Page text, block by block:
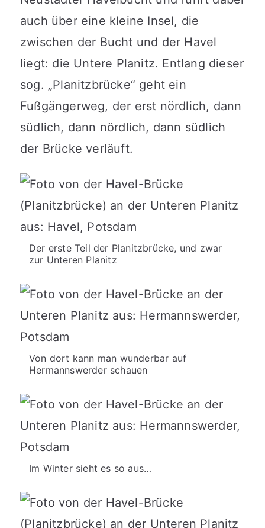
auch über eine kleine Insel, die
zwischen der Bucht und der Havel
liegt: die Untere Planitz. Entlang dieser
sog. „Planitzbrücke“ geht ein
Fußgängerweg, der erst nördlich, dann
südlich, dann nördlich, dann südlich
der Brücke verläuft.
Der erste Teil der Planitzbrücke, und zwar
zur Unteren Planitz
Von dort kann man wunderbar auf
Hermannswerder schauen
Im Winter sieht es so aus…